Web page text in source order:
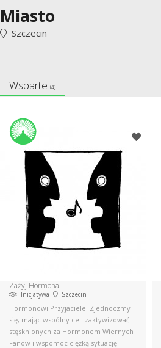
Miasto
Szczecin
Wsparte (4)
Zażyj Hormona!
Inicjatywa Szczecin
Hormonowi Przyjaciele! Zjednoczmy
się, mając wspólny cel: zaktywizować
stęsknionych za Hormonem Wiernych
Fanów i wspomóc ciężką sytuację